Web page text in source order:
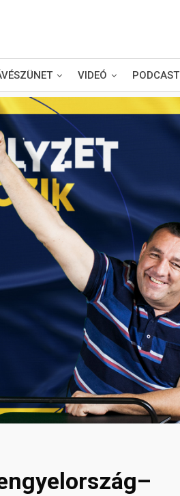
VIDEÓ PODCAST